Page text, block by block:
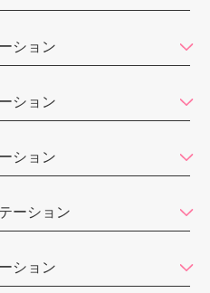
もと
ーション
テーション
（フォレスト）
ョン
ク
ション
ション
ション
ーション
ション